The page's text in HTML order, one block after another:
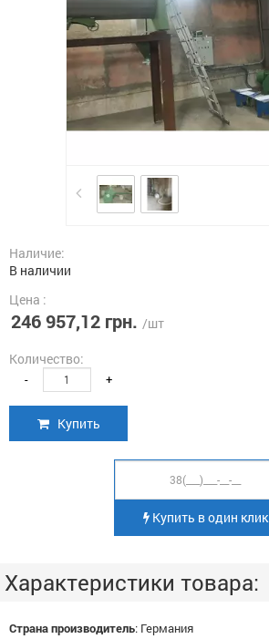
Наличие:
В наличии
Цена :
246 957,12 грн. /шт
Количество:
- +
Купить
Купить в один клик
Характеристики товара:
Страна производитель: Германия